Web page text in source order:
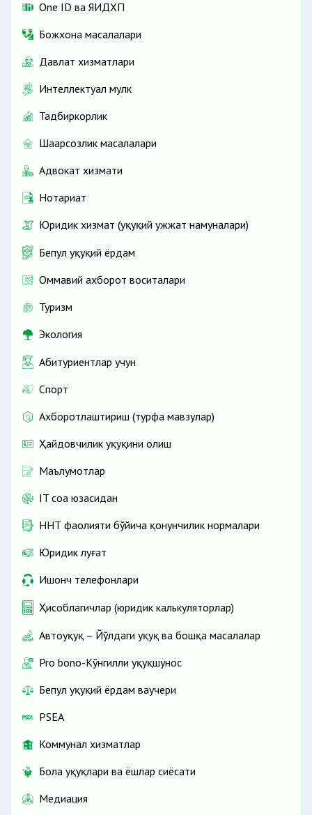
One ID ва ЯИДХП
Божхона масалалари
Давлат хизматлари
Интеллектуал мулк
Тадбиркорлик
Шаҳарсозлик масалалари
Адвокат хизмати
Нотариат
Юридик хизмат (ҳуқуқий ҳужжат намуналари)
Бепул ҳуқуқий ёрдам
Оммавий ахборот воситалари
Туризм
Экология
Абитуриентлар учун
Спорт
Ахборотлаштириш (турфа мавзулар)
Ҳайдовчилик ҳуқуқини олиш
Маълумотлар
IT соҳа юзасидан
ННТ фаолияти бўйича қонунчилик нормалари
Юридик луғат
Ишонч телефонлари
Ҳисоблагичлар (юридик калькуляторлар)
Автоҳуқуқ – Йўлдаги ҳуқуқ ва бошқа масалалар
Pro bono-Кўнгилли ҳуқуқшунос
Бепул ҳуқуқий ёрдам ваучери
PSEA
Коммунал хизматлар
Бола ҳуқуқлари ва ёшлар сиёсати
Медиация